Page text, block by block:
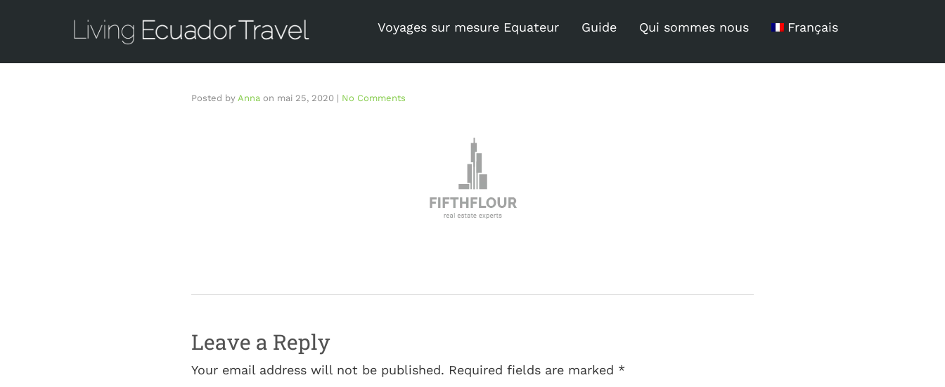
Voyages sur mesure Equateur Guide Qui sommes nous Français
Posted by Anna on mai 25, 2020 | No Comments
Leave a Reply
Your email address will not be published. Required fields are marked *